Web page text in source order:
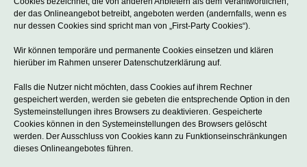
der das Onlineangebot betreibt, angeboten werden (andernfalls, wenn es
nur dessen Cookies sind spricht man von „First-Party Cookies“).
Wir können temporäre und permanente Cookies einsetzen und klären
hierüber im Rahmen unserer Datenschutzerklärung auf.
Falls die Nutzer nicht möchten, dass Cookies auf ihrem Rechner
gespeichert werden, werden sie gebeten die entsprechende Option in den
Systemeinstellungen ihres Browsers zu deaktivieren. Gespeicherte
Cookies können in den Systemeinstellungen des Browsers gelöscht
werden. Der Ausschluss von Cookies kann zu Funktionseinschränkungen
dieses Onlineangebotes führen.